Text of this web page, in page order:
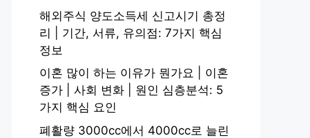
해외주식 양도소득세 신고시기 총정
리 | 기간, 서류, 유의점: 7가지 핵심
정보
이혼 많이 하는 이유가 뭔가요 | 이혼
증가 | 사회 변화 | 원인 심층분석: 5
가지 핵심 요인
폐활량 3000cc에서 4000cc로 늘린